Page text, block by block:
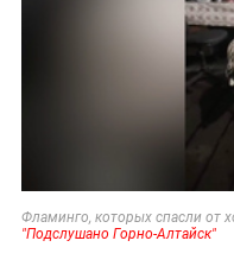
Фламинго, которых спасли от
"Подслушано Горно-Алтайск"